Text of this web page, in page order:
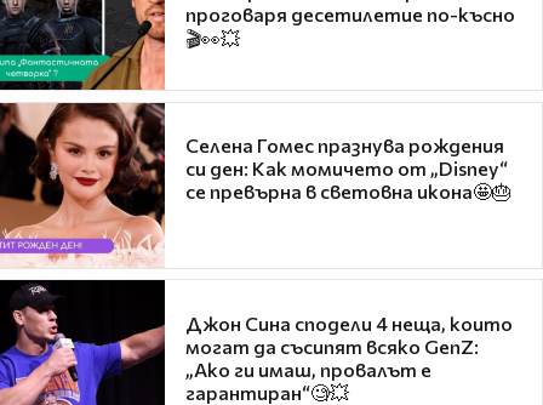
проговаря десетилетие по-късно
🎬👀💥
Селена Гомес празнува рождения
си ден: Как момичето от „Disney“
се превърна в световна икона🤩🎂
Джон Сина сподели 4 неща, които
могат да съсипят всяко GenZ:
„Ако ги имаш, провалът е
гарантиран“🧐💥